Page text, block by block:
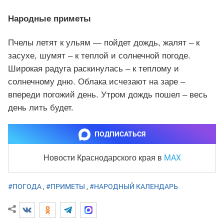
Народные приметы
Пчелы летят к ульям — пойдет дождь, жалят – к
засухе, шумят – к теплой и солнечной погоде.
Широкая радуга раскинулась – к теплому и
солнечному дню. Облака исчезают на заре –
впереди погожий день. Утром дождь пошел – весь
день лить будет.
ПОДПИСАТЬСЯ
Новости Краснодарского края в MAX
#ПОГОДА , #ПРИМЕТЫ , #НАРОДНЫЙ КАЛЕНДАРЬ